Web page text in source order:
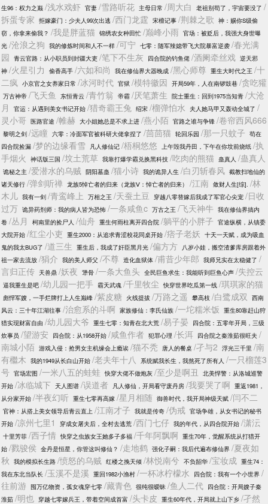
生96：权力之巅 /浅水戏虾 官妻 /雪路听花 主母日常 /周大白 老祖别苟了，宇宙要没了 /
拆蛋专家 拒嫁豪门：少夫人99次出逃 /西门龙霆 宋檀记事 /荆棘之歌 神：赐你S级偷
窃，你拿来偷我？ /我是胖蓝猫 锦绣农女种田忙 /巅峰小雨 官场：被贬后，我强大身世曝
光 /沧浪之狗 我的修炼时间和人不一样 /可宁 七零：随军辣媳带飞大院暴富逆袭 /春光满
园 青云官路：从小职员到封疆大吏 /笔下不生灰 四合院的钓鱼佬 /酒阑牵丝戏 逆天邪
神 /火星引力 偷香高手 /六如和尚 我在修仙界大器晚成 /黑心师尊 重生大时代之王 /十
二疯 小京官之女养家日常 /冰河时代 官狱 /模特徽因 开局59年，人在南锣鼓巷 /贪吃獾
万古神帝 /飞天鱼 东恒青云 /青竹翁 帝霸 /厌笔萧生 院士重生：回到1975当知青 /大沧
月
官运：从遇到美女书记开始 /猎奇霸王兔 绍宋 /榴弹怕水 夫人她马甲又轰动全城了 /
灵小哥 医路官途 /帷赫 大小姐她总是不求上进 /燕小陌 官路之谁与争锋 /卷帘西风666
黎明之剑 /远瞳 六零：冷面军官被科研大佬拿捏了 /茴茴猫 轮回乐园 /那一只蚊子 苟在
四合院捡漏 /梦的边缘看雪 凡人修仙记 /梧桐悠悠 上午毁我丹田，下午在你坟前烧纸 /执
手烟火
神话版三国 /坟土荒草 我靠打爆学霸兑换黑科技 /吃肉的熊猫 蛊真人 /蛊真人
诡秘之主 /爱潜水的乌贼 阴阳墓蛊 /猫小诗 我的诡异人生 /白刃斩春风 截教扫地仙的
诸天修行 /弹剑听禅 龙族5悼亡者的归来（龙族Ⅴ：悼亡者的归来） /江南 敛财人生[综]. /林
木儿 我有一剑 /青鸾峰上 万相之王 /天蚕土豆 穿越八零替嫁后我成了军官心尖宠 /日收
过万 诡异药剂师：我的病人皆为恐怖 /一条咸鱼c 万古之王 /飞天神牛 我在修仙界搞内
卷 /丛月 柯南里的捡尸人 /仙舟 重生何雨柱离开四合院 /躺平的小胖子 官途纵横，从镇委
大院开始 /红尘小吏 重生2000：从追求青涩校花同桌开始 /痞子老妖 十天一天赋，成为吸血
鬼的我太BUG了 /道三生 重生后，我成了奸臣黑月光 /偏方方 八岁小娃，搬空渣爹库房跟着外
祖一家去流放 /狷介 我的美人师父 /不尊 造化血狱体 /甫昔少年郎 我师兄实在太稳健了 /
言归正传 天兽鼎 /妖夜 犟骨 /一条大鱼头 全民巨鱼求生：我能听到巨鱼心声 /失控云
逼我重生是吧 /幼儿园一把手 霸天武魂 /千里牧尘 快穿世界吃瓜第一线 /琪琪家的猫
彪悍军嫂，一手烂牌打上人生巅峰 /紫皮糖 火线提拔 /万路之遥 攀高枝 /白鹭成双
西南
风云：三十年江湖往事 /治愈系的斗啊 家族修仙：李氏仙族 /一坨糯米饭 重生80靠赶山狩
猎实现财富自由 /幼儿园大爷 重生七零：知青在北大荒 /易子晏
四合院：五零年开局，三级
炊事员 /望游安 四合院：从1958开始 /咸鱼作者 犯罪心理 /长洱 四合院之秦淮茹很旺夫 /
南城小陌 游戏入侵：抢男女主机缘会上瘾诶 /猫不秃 唐人的餐桌 /孑与2 浮光三千里 /南
有檵木 我的1949从长白山开始 /老夫年十八 系统赋我长生，我熬死了所有人 /一只榴莲3
号 官场宏图 /一米八五的蛙蛙 快穿大佬不做炮灰 /至少是啊丑
北美悍警：从洛城巡警
开始 /冰临城下 天人图谱 /误道者 凡人修仙，开局看守废丹房 /我要哭了啊 重返1981，
从分家开始 /半夜幻听 重生七零再高嫁 /星月相随 御兽时代，我开局神级天赋 /闫不二
官神：从搭上美女领导后青云直上 /江南才子 我就是传奇 /伪戒 官场争雄，从女书记的秘书
开始 /凉州七里1 穿成女屠夫后，全村去逃荒 /西门七仔 我的年代，从四合院开始 /潇沄
十里芳菲 /西子情 快穿之虫族女王她多子多福 /千年阿飘啊 重生70年，觉醒系统从打猎开
始 /戮骏侯 金丹是恒星，你管这叫修仙？ /走地鹤 强化子嗣：我后代遍布修仙界 /夏夜如
秋 我的模拟长生路 /愤怒的乌贼 红楼之挽天倾 /林悦南兮 不负韶华 /宝妆成 重生74：
我在东北当队长 /玉溪不是溪 重回1982小渔村 /一杯冰柠檬水 四合院：我有一个小世界 /
往前游 囤万亿物资，孤女魂穿七零 /藏青色 很纯很暧昧 /鱼人二代 四合院：开局嫂子秦
淮茹 /明也 穿越七零嫁兵王，带着空间成首富 /头卡皮 重生60年代，开局就上山下乡 /孑然